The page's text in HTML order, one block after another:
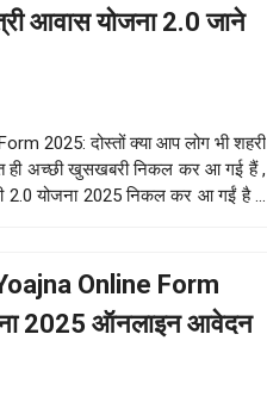
आवास योजना 2.0 जाने
2025: दोस्तों क्या आप लोग भी शहरी
ही अच्छी खुसखबरी निकल कर आ गई हैं ,
2.0 योजना 2025 निकल कर आ गईं है …
Online Form
2025 ऑनलाइन आवेदन